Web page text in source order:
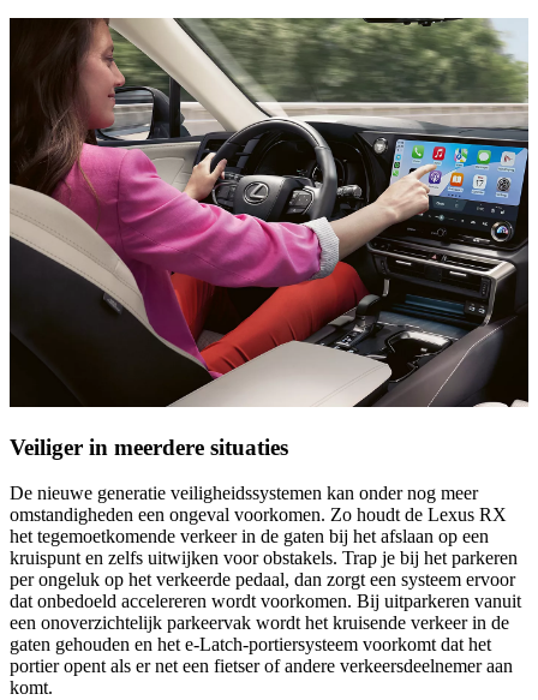
Veiliger in meerdere situaties
De nieuwe generatie veiligheidssystemen kan onder nog meer
omstandigheden een ongeval voorkomen. Zo houdt de Lexus RX
het tegemoetkomende verkeer in de gaten bij het afslaan op een
kruispunt en zelfs uitwijken voor obstakels. Trap je bij het parkeren
per ongeluk op het verkeerde pedaal, dan zorgt een systeem ervoor
dat onbedoeld accelereren wordt voorkomen. Bij uitparkeren vanuit
een onoverzichtelijk parkeervak wordt het kruisende verkeer in de
gaten gehouden en het e-Latch-portiersysteem voorkomt dat het
portier opent als er net een fietser of andere verkeersdeelnemer aan
komt.